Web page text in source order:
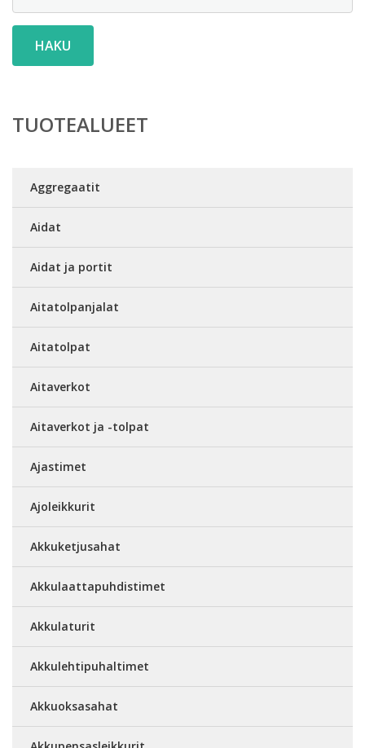
HAKU
TUOTEALUEET
Aggregaatit
Aidat
Aidat ja portit
Aitatolpanjalat
Aitatolpat
Aitaverkot
Aitaverkot ja -tolpat
Ajastimet
Ajoleikkurit
Akkuketjusahat
Akkulaattapuhdistimet
Akkulaturit
Akkulehtipuhaltimet
Akkuoksasahat